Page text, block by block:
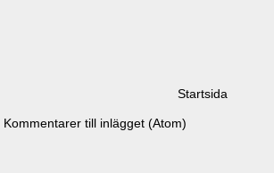
Startsida
Kommentarer till inlägget (Atom)